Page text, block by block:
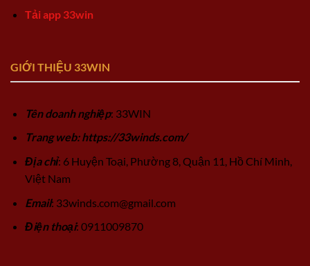
Tải app 33win
GIỚI THIỆU 33WIN
Tên doanh nghiệp: 33WIN
Trang web: https://33winds.com/
Địa chỉ: 6 Huyện Toại, Phường 8, Quận 11, Hồ Chí Minh,
Việt Nam
Email: 33winds.com@gmail.com
Điện thoại: 0911009870